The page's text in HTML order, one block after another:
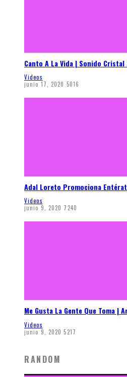
Canto A La Vida | Sonido Cristal
Videos
junio 17, 2020 5016
Adal Loreto Promociona
Videos
junio 9, 2020 7240
Me Gusta La Gente Que Toma |
Videos
junio 9, 2020 5217
RANDOM